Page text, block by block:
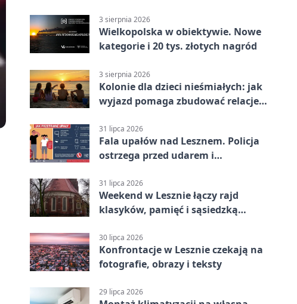
3 sierpnia 2026
Wielkopolska w obiektywie. Nowe
kategorie i 20 tys. złotych nagród
3 sierpnia 2026
Kolonie dla dzieci nieśmiałych: jak
wyjazd pomaga zbudować relacje z
31 lipca 2026
Fala upałów nad Lesznem. Policja
ostrzega przed udarem i
31 lipca 2026
Weekend w Lesznie łączy rajd
klasyków, pamięć i sąsiedzką
30 lipca 2026
Konfrontacje w Lesznie czekają na
fotografie, obrazy i teksty
29 lipca 2026